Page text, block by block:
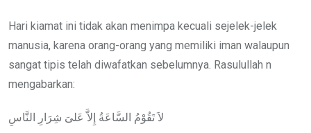
Hari kiamat ini tidak akan menimpa kecuali sejelek-jelek
manusia, karena orang-orang yang memiliki iman walaupun
sangat tipis telah diwafatkan sebelumnya. Rasulullah n
mengabarkan:
لاَ تَقُوْمُ السَّاعَةُ إِلاَّ عَلىَ شِرَارِ النَّاسِ